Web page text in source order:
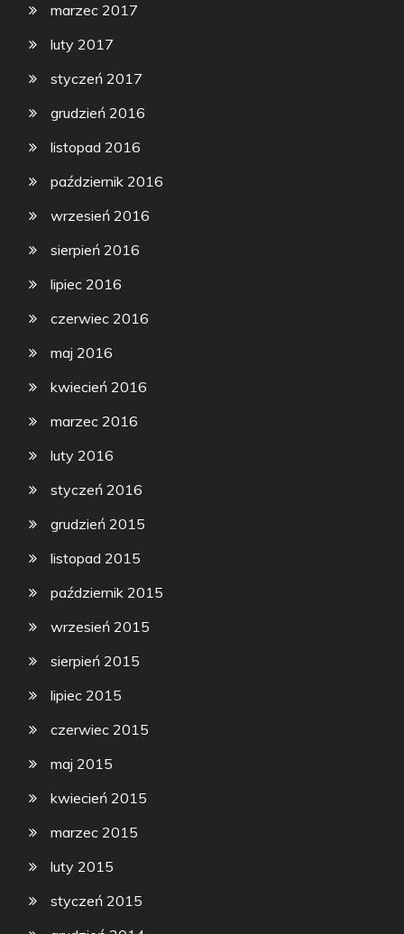
marzec 2017
luty 2017
styczeń 2017
grudzień 2016
listopad 2016
październik 2016
wrzesień 2016
sierpień 2016
lipiec 2016
czerwiec 2016
maj 2016
kwiecień 2016
marzec 2016
luty 2016
styczeń 2016
grudzień 2015
listopad 2015
październik 2015
wrzesień 2015
sierpień 2015
lipiec 2015
czerwiec 2015
maj 2015
kwiecień 2015
marzec 2015
luty 2015
styczeń 2015